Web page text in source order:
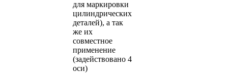
для маркировки
цилиндрических
деталей), а так
же их
совместное
применение
(задействовано 4
оси)